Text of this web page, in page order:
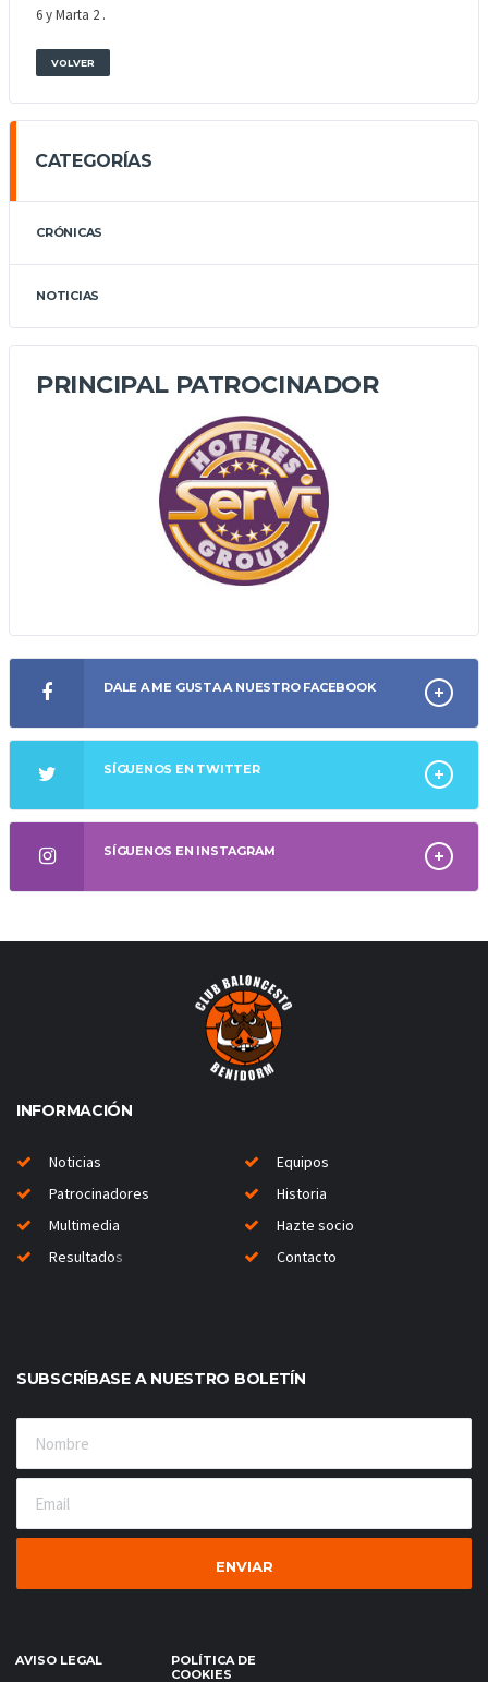
6 y Marta 2 .
VOLVER
CATEGORÍAS
CRÓNICAS
NOTICIAS
PRINCIPAL PATROCINADOR
DALE A ME GUSTA A NUESTRO FACEBOOK
SÍGUENOS EN TWITTER
SÍGUENOS EN INSTAGRAM
INFORMACIÓN
Noticias
Equipos
Patrocinadores
Historia
Multimedia
Hazte socio
Resultados Contacto
SUBSCRÍBASE A NUESTRO BOLETÍN
AVISO LEGAL
POLÍTICA DE
COOKIES